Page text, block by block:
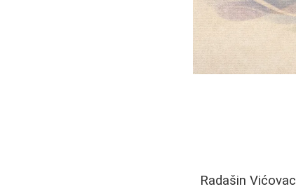
Radašin Vićovac